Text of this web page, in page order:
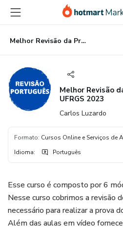
para
conteúdo
principal
para
pagamento
para
rodapé
Melhor Revisão da Prova de Português da UFRGS 2023
Melhor Revisão
UFRGS 2023
Carlos Luzardo
Formato: Cursos Online e Serviços de
Idioma: Português
Esse curso é composto por 6
Nesse curso cobrimos a revisão
necessário para realizar a prova
Além das aulas em vídeo